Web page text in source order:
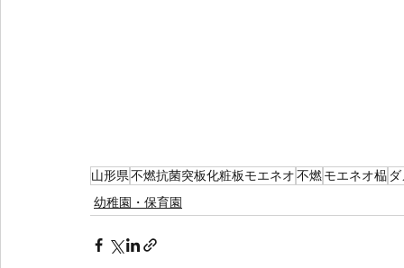
山形県不燃抗菌突板化粧板モエネオ不燃モエネオ榀
幼稚園・保育園